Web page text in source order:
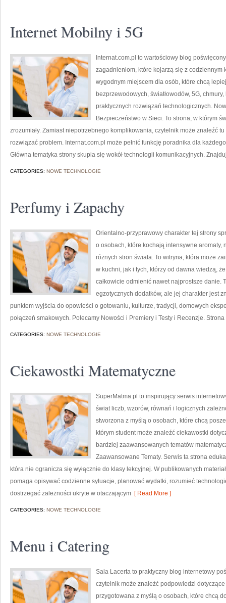
Internet Mobilny i 5G
Internat.com.pl to wartościowy blog
zagadnieniom, które kojarzą się z codziennym
wygodnym miejscem dla osób, które chcą
bezprzewodowych, światłowodów, 5G,
praktycznych rozwiązań technologicznych.
Bezpieczeństwo w Sieci. To strona, w którym
zrozumiały. Zamiast niepotrzebnego komplikowania, czytelnik może znaleźć
rozwiązać problem. Internat.com.pl może pełnić funkcję poradnika dla
Główna tematyka strony skupia się wokół technologii komunikacyjnych.
CATEGORIES: NOWE TECHNOLOGIE
Perfumy i Zapachy
Orientalno-przyprawowy charakter tej strony
o osobach, które kochają intensywne
różnych stron świata. To witryna, która może
w kuchni, jak i tych, którzy od dawna wiedzą,
całkowicie odmienić nawet najprostsze danie.
egzotycznych dodatków, ale jej charakter jest
punktem wyjścia do opowieści o gotowaniu, kulturze, tradycji, domowych
połączeń smakowych. Polecamy Nowości i Premiery i Testy i Recenzje.
CATEGORIES: NOWE TECHNOLOGIE
Ciekawostki Matematyczne
SuperMatma.pl to inspirujący serwis
świat liczb, wzorów, równań i logicznych
stworzona z myślą o osobach, które chcą
którym student może znaleźć ciekawostki
bardziej zaawansowanych tematów
Zaawansowane Tematy. Serwis ta strona
która nie ogranicza się wyłącznie do klasy lekcyjnej. W publikowanych
pomaga opisywać codzienne sytuacje, planować wydatki, rozumieć
dostrzegać zależności ukryte w otaczającym [ Read More ]
CATEGORIES: NOWE TECHNOLOGIE
Menu i Catering
Sala Lacerta to praktyczny blog internetowy
czytelnik może znaleźć podpowiedzi
przygotowana z myślą o osobach, które chcą